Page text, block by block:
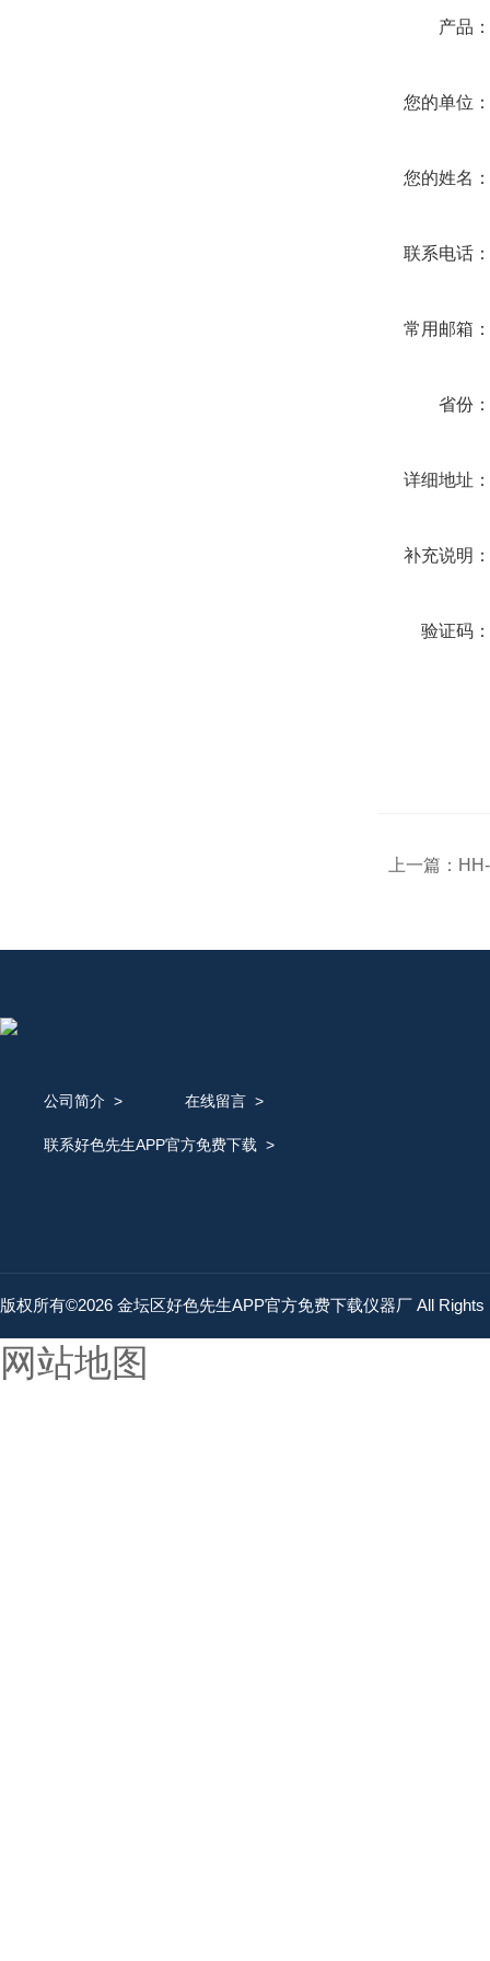
产品
您的单位
您的姓名
联系电话
常用邮箱
省份
详细地址
补充说明
验证码
上一篇：
公司简介 > 在线留言>
联系好色先生APP官方免费下载 >
版权所有©2026 金坛区好色先生APP官方免费下载仪器厂 All
网站地图